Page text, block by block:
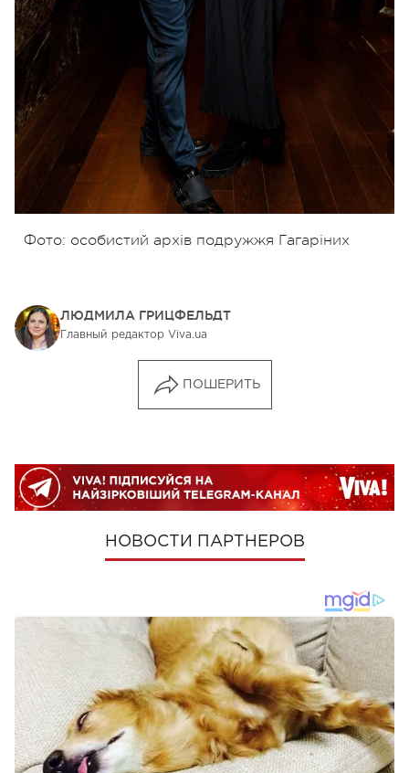
Фото: особистий архів подружжя Гагаріних
ЛЮДМИЛА ГРИЦФЕЛЬДТ
Главный редактор Viva.ua
ПОШЕРИТЬ
НОВОСТИ ПАРТНЕРОВ